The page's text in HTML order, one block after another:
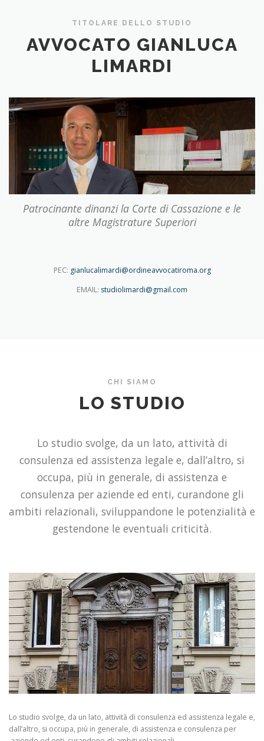
TITOLARE DELLO STUDIO
AVVOCATO GIANLUCA
LIMARDI
Patrocinante dinanzi la Corte di Cassazione e le
altre Magistrature Superiori
PEC: gianlucalimardi@ordineavvocatiroma.org
EMAIL: studiolimardi@gmail.com
CHI SIAMO
LO STUDIO
Lo studio svolge, da un lato, attività di
consulenza ed assistenza legale e, dall’altro, si
occupa, più in generale, di assistenza e
consulenza per aziende ed enti, curandone gli
ambiti relazionali, sviluppandone le potenzialità e
gestendone le eventuali criticità.
Lo studio svolge, da un lato, attività di consulenza ed assistenza legale e,
dall’altro, si occupa, più in generale, di assistenza e consulenza per